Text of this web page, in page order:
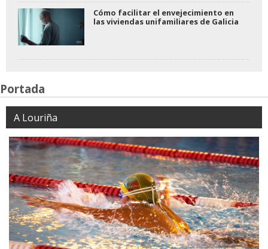
Cómo facilitar el envejecimiento en
las viviendas unifamiliares de Galicia
Portada
A Louriña